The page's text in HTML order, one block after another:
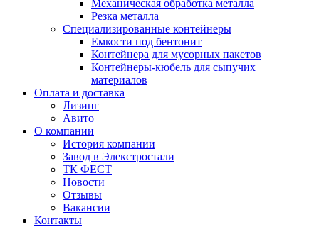
Механическая обработка металла
Резка металла
Специализированные контейнеры
Емкости под бентонит
Контейнера для мусорных пакетов
Контейнеры-кюбель для сыпучих
материалов
Оплата и доставка
Лизинг
Авито
О компании
История компании
Завод в Элекстростали
ТК ФЕСТ
Новости
Отзывы
Вакансии
Контакты